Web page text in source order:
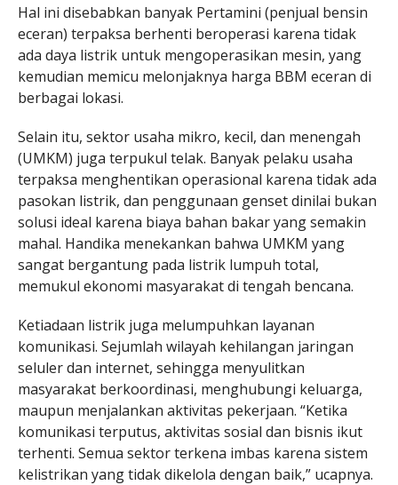
Hal ini disebabkan banyak Pertamini (penjual bensin
eceran) terpaksa berhenti beroperasi karena tidak
ada daya listrik untuk mengoperasikan mesin, yang
kemudian memicu melonjaknya harga BBM eceran di
berbagai lokasi.
Selain itu, sektor usaha mikro, kecil, dan menengah
(UMKM) juga terpukul telak. Banyak pelaku usaha
terpaksa menghentikan operasional karena tidak ada
pasokan listrik, dan penggunaan genset dinilai bukan
solusi ideal karena biaya bahan bakar yang semakin
mahal. Handika menekankan bahwa UMKM yang
sangat bergantung pada listrik lumpuh total,
memukul ekonomi masyarakat di tengah bencana.
Ketiadaan listrik juga melumpuhkan layanan
komunikasi. Sejumlah wilayah kehilangan jaringan
seluler dan internet, sehingga menyulitkan
masyarakat berkoordinasi, menghubungi keluarga,
maupun menjalankan aktivitas pekerjaan. “Ketika
komunikasi terputus, aktivitas sosial dan bisnis ikut
terhenti. Semua sektor terkena imbas karena sistem
kelistrikan yang tidak dikelola dengan baik,” ucapnya.